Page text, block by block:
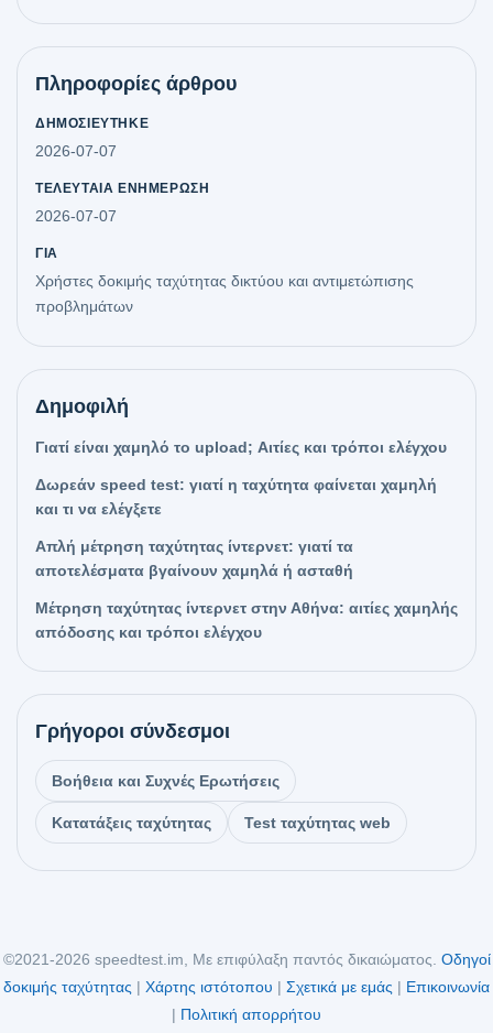
Πληροφορίες άρθρου
ΔΗΜΟΣΙΕΎΤΗΚΕ
2026-07-07
ΤΕΛΕΥΤΑΊΑ ΕΝΗΜΈΡΩΣΗ
2026-07-07
ΓΙΑ
Χρήστες δοκιμής ταχύτητας δικτύου και αντιμετώπισης
προβλημάτων
Δημοφιλή
Γιατί είναι χαμηλό το upload; Αιτίες και τρόποι ελέγχου
Δωρεάν speed test: γιατί η ταχύτητα φαίνεται χαμηλή
και τι να ελέγξετε
Απλή μέτρηση ταχύτητας ίντερνετ: γιατί τα
αποτελέσματα βγαίνουν χαμηλά ή ασταθή
Μέτρηση ταχύτητας ίντερνετ στην Αθήνα: αιτίες χαμηλής
απόδοσης και τρόποι ελέγχου
Γρήγοροι σύνδεσμοι
Βοήθεια και Συχνές Ερωτήσεις
Κατατάξεις ταχύτητας Test ταχύτητας web
©2021-2026 speedtest.im, Με επιφύλαξη παντός δικαιώματος. Οδηγοί
δοκιμής ταχύτητας | Χάρτης ιστότοπου | Σχετικά με εμάς | Επικοινωνία
| Πολιτική απορρήτου